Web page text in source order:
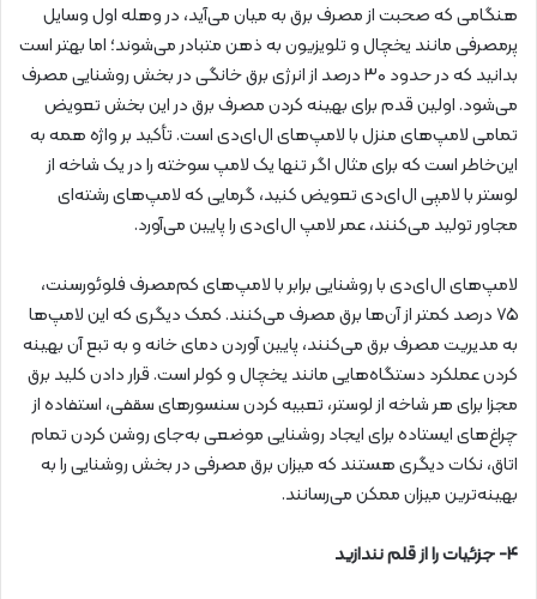
هنگامی که صحبت از مصرف برق به میان می‌آید، در وهله اول وسایل
پرمصرفی مانند یخچال و تلویزیون به ذهن متبادر می‌شوند؛ اما بهتر است
بدانید که در حدود ۳۰ درصد از انرژی برق خانگی در بخش روشنایی مصرف
می‌شود. اولین قدم برای بهینه کردن مصرف برق در این بخش تعویض
تمامی لامپ‌های منزل با لامپ‌های ال‌ای‌دی است. تأکید بر واژه همه به
این‌خاطر است که برای مثال اگر تنها یک لامپ سوخته را در یک شاخه از
لوستر با لامپی ال‌ای‌دی تعویض کنید، گرمایی که لامپ‌های رشته‌ای
مجاور تولید می‌کنند، عمر لامپ ال‌ای‌دی را پایین می‌آورد.
لامپ‌های ال‌ای‌دی با روشنایی برابر با لامپ‌های کم‌مصرف فلوئورسنت،
۷۵ درصد کمتر از آن‌ها برق مصرف می‌کنند. کمک دیگری که این لامپ‌ها
به مدیریت مصرف برق می‌کنند، پایین آوردن دمای خانه و به تبع آن بهینه
کردن عملکرد دستگاه‌هایی مانند یخچال و کولر است. قرار دادن کلید برق
مجزا برای هر شاخه از لوستر، تعبیه کردن سنسورهای سقفی، استفاده از
چراغ‌های ایستاده برای ایجاد روشنایی موضعی به‌جای روشن کردن تمام
اتاق، نکات دیگری هستند که میزان برق مصرفی در بخش روشنایی را به
بهینه‌ترین میزان ممکن می‌رسانند.
۴- جزئیات را از قلم نندازید